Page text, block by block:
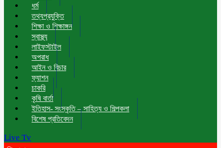
ধর্ম
তথ্যপ্রযুক্তি
শিক্ষা ও শিক্ষাঙ্গন
স্বাস্থ্য
লাইফস্টাইল
অপরাধ
আইন ও বিচার
ফ্যাশন
চাকরি
কৃষি বার্তা
ইতিহাস- সংস্কৃতি – সাহিত্য ও শিল্পকলা
বিশেষ প্রতিবেদন
Live Tv